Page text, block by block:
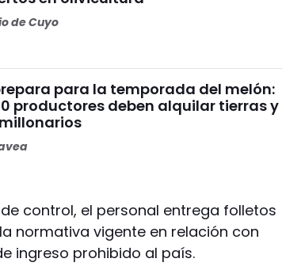
de Cuyo
para la temporada del melón:
productores deben alquilar tierras y
control, el personal entrega folletos
normativa vigente en relación con
ingreso prohibido al país.